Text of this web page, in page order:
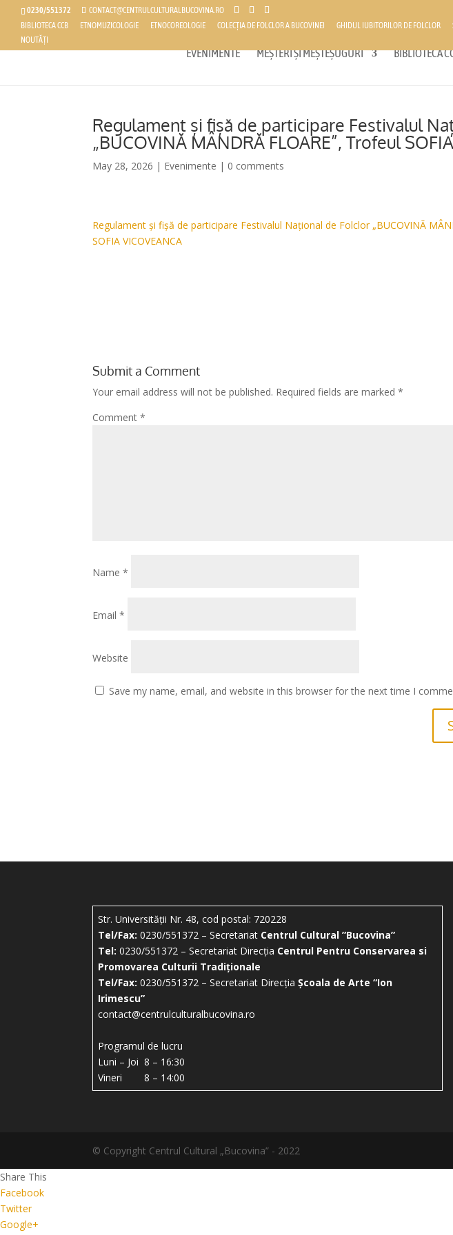
0230/551372
CONTACT@CENTRULCULTURALBUCOVINA.RO
BIBLIOTECA CCB
ETNOMUZICOLOGIE ETNOCOREOLOGIE COLECȚIA DE FOLCLOR A BUCOVINEI GHIDUL IUBITORILOR DE FOLCLOR
NOUTĂȚI
EVENIMENTE MEȘTERI ȘI MEȘTEȘUGURI BIBLIOTECA
Regulament și fișă de participare Festivalul
„BUCOVINĂ MÂNDRĂ FLOARE”, Trofeul
May 28, 2026 | Evenimente | 0 comments
Regulament și fișă de participare Festivalul Național de Folclor „BUCOVINĂ
SOFIA VICOVEANCA
Submit a Comment
Your email address will not be published. Required fields are marked*
Comment*
Name*
Email*
Website
Save my name, email, and website in this browser for the next time I
Str. Universității Nr. 48, cod postal: 720228
Tel/Fax: 0230/551372 – Secretariat Centrul Cultural ”Bucovina”
Tel: 0230/551372 – Secretariat Direcția Centrul Pentru Conservarea si
Promovarea Culturii Tradiționale
Tel/Fax: 0230/551372 – Secretariat DirecțiaȘcoala de Arte “Ion
Irimescu”
contact@centrulculturalbucovina.ro
Programul de lucru
Luni – Joi 8 – 16:30
Vineri 8 – 14:00
© Copyright Centrul Cultural „Bucovina” - 2022
Share This
Facebook
Twitter
Google+